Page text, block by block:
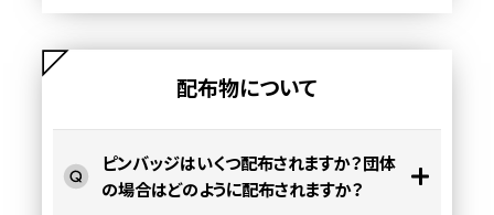
配布物について
ピンバッジはいくつ配布されますか？団体
の場合はどのように配布されますか？